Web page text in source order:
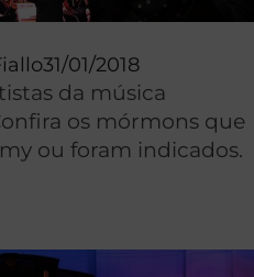
31/01/2018
da música
os mórmons que
ou foram indicados.